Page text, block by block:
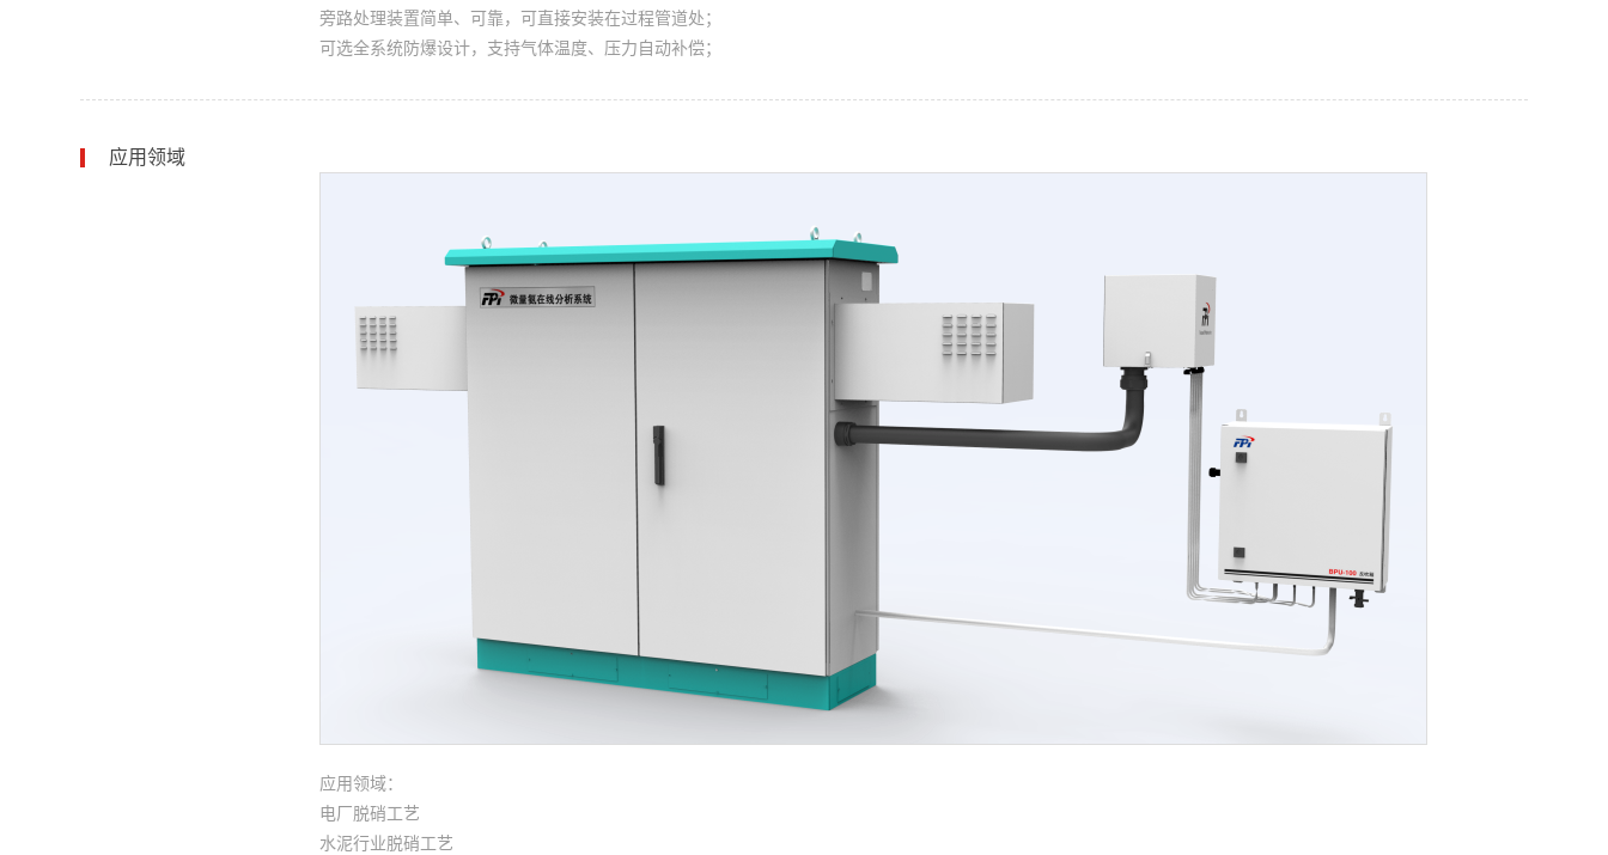
旁路处理装置简单、可靠，可直接安装在过程管道处；
可选全系统防爆设计，支持气体温度、压力自动补偿；
应用领域
应用领域：
电厂脱硝工艺
水泥行业脱硝工艺